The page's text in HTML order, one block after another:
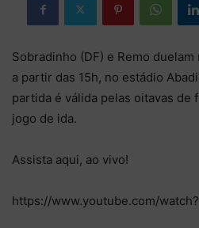
Sobradinho (DF) e Remo
a partir das 15h, no estádio
partida é válida pelas oitavas de
jogo de ida.
Assista aqui, ao vivo!
https://www.youtube.com/